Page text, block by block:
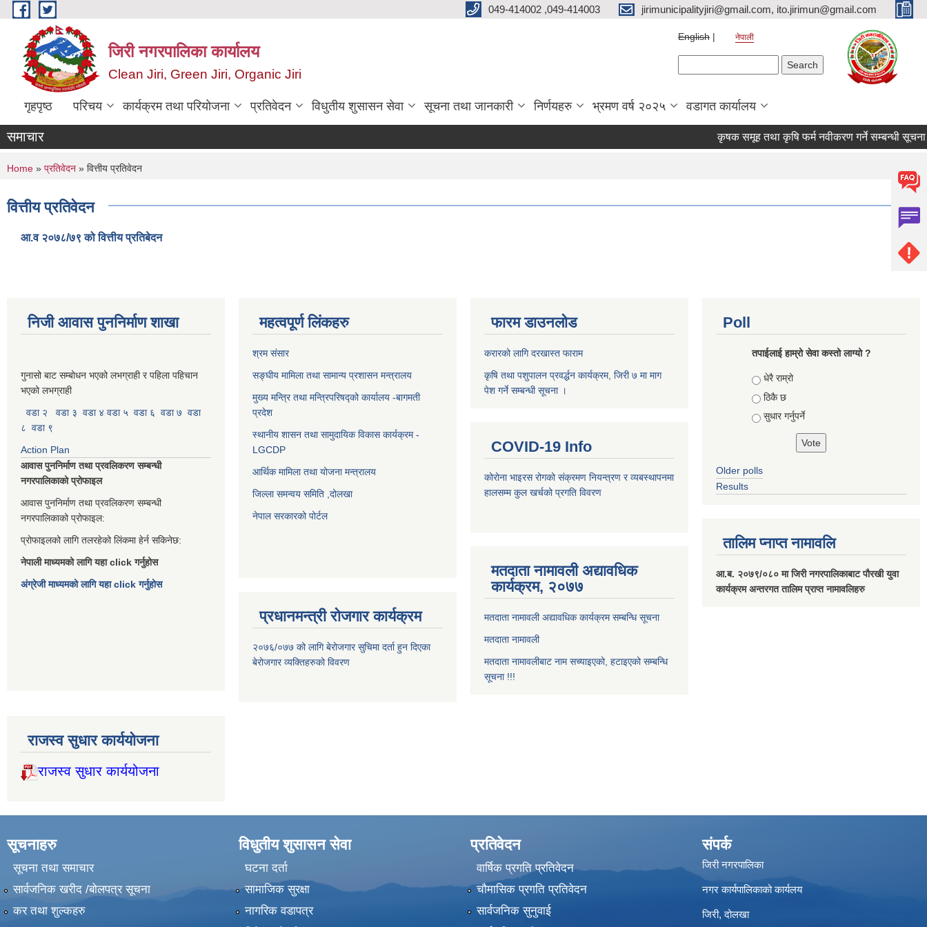
Skip to main content 049-414002 ,049-414003 jirimunicipalityjiri@gmail.com, ito.jirimun@gmail.com
जिरी नगरपालिका कार्यालय
Clean Jiri, Green Jiri, Organic Jiri
English नेपाली
गृहपृष्ठ परिचय कार्यक्रम तथा परियोजना प्रतिवेदन विधुतीय शुसासन सेवा सूचना तथा जानकारी निर्णयहरु भ्रमण वर्ष २०२५ वडागत कार्यालय
समाचार कृषक समूह तथा कृषि फर्म नवीकरण गर्ने सम्बन्धी सूचना !!!!
You are here
Home » प्रतिवेदन » वित्तीय प्रतिवेदन
वित्तीय प्रतिवेदन
आ.व २०७८/७९ को वित्तीय प्रतिबेदन
निजी आवास पुननिर्माण शाखा
गुनासो बाट सम्बोधन भएको लभग्राही र पहिला पहिचान
भएको लभग्राही
वडा २
वडा ३ वडा ४ वडा ५ वडा ६ वडा ७ वडा
८ वडा ९
Action Plan
आवास पुननिर्माण तथा प्रवलिकरण सम्बन्धी
नगरपालिकाको प्रोफाइल
आवास पुननिर्माण तथा प्रवलिकरण सम्बन्धी
नगरपालिकाको प्रोफाइल:
प्रोफाइलको लागि तलरहेको लिंकमा हेर्न सकिनेछ:
नेपाली माध्यमको लागि यहा click गर्नुहोस
अंग्रेजी माध्यमको लागि यहा click गर्नुहोस
महत्वपूर्ण लिंकहरु
श्रम संसार
सङ्घीय मामिला तथा सामान्य प्रशासन मन्त्रालय
मुख्य मन्त्रि तथा मन्त्रिपरिषद्को कार्यालय -बागमती
प्रदेश
स्थानीय शासन तथा सामुदायिक विकास कार्यक्रम -
LGCDP
आर्थिक मामिला तथा योजना मन्त्रालय
जिल्ला समन्वय समिति ,दोलखा
नेपाल सरकारको पोर्टल
प्रधानमन्त्री रोजगार कार्यक्रम
२०७६/०७७ को लागि बेरोजगार सुचिमा दर्ता हुन दिएका
बेरोजगार व्यक्तिहरुको विवरण
फारम डाउनलोड
करारको लागि दरखास्त फाराम
कृषि तथा पशुपालन प्रवर्द्धन कार्यक्रम, जिरी ७ मा माग
पेश गर्ने सम्बन्धी सूचना ।
COVID-19 Info
कोरोना भाइरस रोगको संक्रमण नियन्त्रण र व्यबस्थापनमा
हालसम्म कुल खर्चको प्रगति विवरण
मतदाता नामावली अद्यावधिक
कार्यक्रम, २०७७
मतदाता नामावली अद्यावधिक कार्यक्रम सम्बन्धि सूचना
मतदाता नामावली
मतदाता नामावलीबाट नाम सच्याइएको, हटाइएको सम्बन्धि
सूचना !!!
Poll
तपाईलाई हाम्रो सेवा कस्तो लाग्यो ?
Choices
धेरै राम्रो
ठिकै छ
सुधार गर्नुपर्ने
Older polls
Results
तालिम प्नाप्त नामावलि
आ.ब. २०७९/०८० मा जिरी नगरपालिकाबाट पौरखी युवा
कार्यक्रम अन्तरगत तालिम प्राप्त नामावलिहरु
राजस्व सुधार कार्ययोजना
राजस्व सुधार कार्ययोजना
सूचनाहरु
सूचना तथा समाचार
सार्वजनिक खरीद /बोलपत्र सूचना
कर तथा शुल्कहरु
विधुतीय शुसासन सेवा
घटना दर्ता
सामाजिक सुरक्षा
नागरिक वडापत्र
प्रतिवेदन
वार्षिक प्रगति प्रतिवेदन
चौमासिक प्रगति प्रतिवेदन
सार्वजनिक सुनुवाई
संपर्क
जिरी नगरपालिका
नगर कार्यपालिकाको कार्यलय
जिरी, दोलखा